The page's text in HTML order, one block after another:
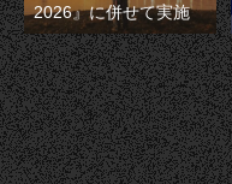
2026』に併せて実施